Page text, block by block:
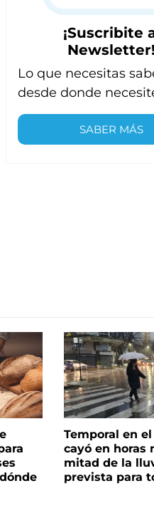
¡Suscribite
Newsletter!
Lo que necesitas
desde donde
SABER MÁS
Temporal en el
cayó en horas
mitad de la
prevista para